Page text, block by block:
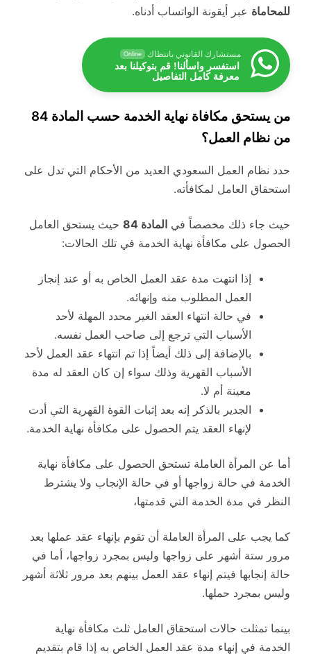
للمحاماة عبر أيقونة الواتساب أدناه.
مستشارك القانوني بانتظاك Online
استفسر واسألنا! قم بتوكيلنا بعد
معرفة كامل التفاصيل
من يستحق مكافاة نهاية الخدمة حسب المادة 84
من نظام العمل؟
حدد نظام العمل السعودي العديد من الأحكام التي تدل على
استحقاق العامل لمكافأته.
حيث جاء ذلك مخصصاً في المادة 84
حيث يستحق العامل
الحصول على مكافأة نهاية الخدمة في تلك الحالات:
إذا انتهت مدة عقد العمل الخاص به أو عند إنجاز
العمل المطلوب منه وإنهائه.
في حالة انتهاء العقد الغير محدد المهلة لأحد
الأسباب التي ترجع إلى صاحب العمل نفسه.
بالإضافة إلى ذلك أيضاً إذا تم انتهاء عقد العمل لأحد
الأسباب القهرية وذلك سواء إن كان العقد له مدة
معينة أم لا.
الجدير بالذكر إنه بعد إثبات القوة القهرية التي أدت
لإنهاء العقد يتم الحصول على مكافأة نهاية الخدمة.
أما عن المرأة العاملة تستحق الحصول على مكافأة نهاية
الخدمة في حالة زواجها أو في حالة الإنجاب ولا يشترط
النظر في مدة الخدمة التي قدمتها،
كما يجب على المرأة العاملة أن تقوم بإنهاء عقد عملها بعد
مرور ستة أشهر على زواجها وليس بمجرد زواجها، أما في
حالة إنجابها فيتم إنهاء عقد العمل بينهم بعد مرور ثلاثة أشهر
وليس بمجرد حملها.
بينما تمثلت حالات استحقاق العامل ثلث مكافأة نهاية
الخدمة في إنهاء مدة عقد العمل الخاص به إذا قام بتقديم